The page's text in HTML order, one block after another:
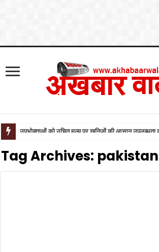
बसपा और सपा को लेकर डिप्टी सीएम केशव प्रसाद मौर्य के
Tag Archives: pakistan